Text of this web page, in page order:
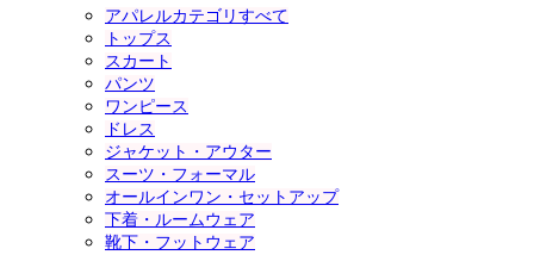
アパレルカテゴリすべて
トップス
スカート
パンツ
ワンピース
ドレス
ジャケット・アウター
スーツ・フォーマル
オールインワン・セットアップ
下着・ルームウェア
靴下・フットウェア